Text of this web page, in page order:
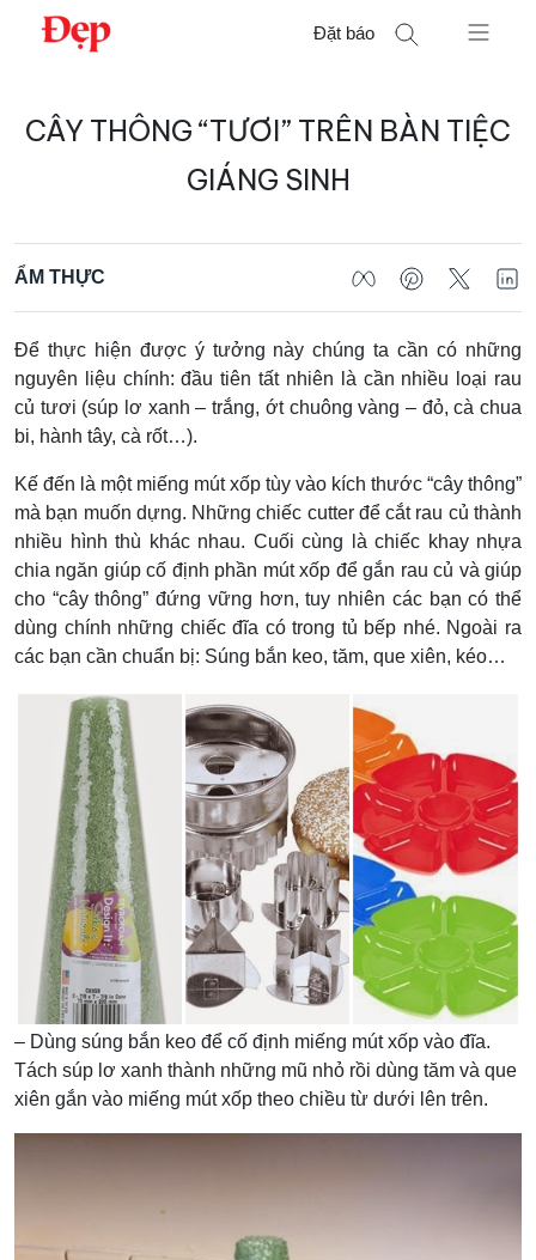
Chuyển
Đặt báo
kiếm
CÂY THÔNG “TƯƠI” TRÊN BÀN TIỆC
GIÁNG SINH
ẨM THỰC
Để thực hiện được ý tưởng này chúng ta cần có những
nguyên liệu chính: đầu tiên tất nhiên là cần nhiều loại rau
củ tươi (súp lơ xanh – trắng, ớt chuông vàng – đỏ, cà chua
bi, hành tây, cà rốt…).
Kế đến là một miếng mút xốp tùy vào kích thước “cây thông”
mà bạn muốn dựng. Những chiếc cutter để cắt rau củ thành
nhiều hình thù khác nhau. Cuối cùng là chiếc khay nhựa
chia ngăn giúp cố định phần mút xốp để gắn rau củ và giúp
cho “cây thông” đứng vững hơn, tuy nhiên các bạn có thể
dùng chính những chiếc đĩa có trong tủ bếp nhé. Ngoài ra
các bạn cần chuẩn bị: Súng bắn keo, tăm, que xiên, kéo…
– Dùng súng bắn keo để cố định miếng mút xốp vào đĩa.
Tách súp lơ xanh thành những mũ nhỏ rồi dùng tăm và que
xiên gắn vào miếng mút xốp theo chiều từ dưới lên trên.